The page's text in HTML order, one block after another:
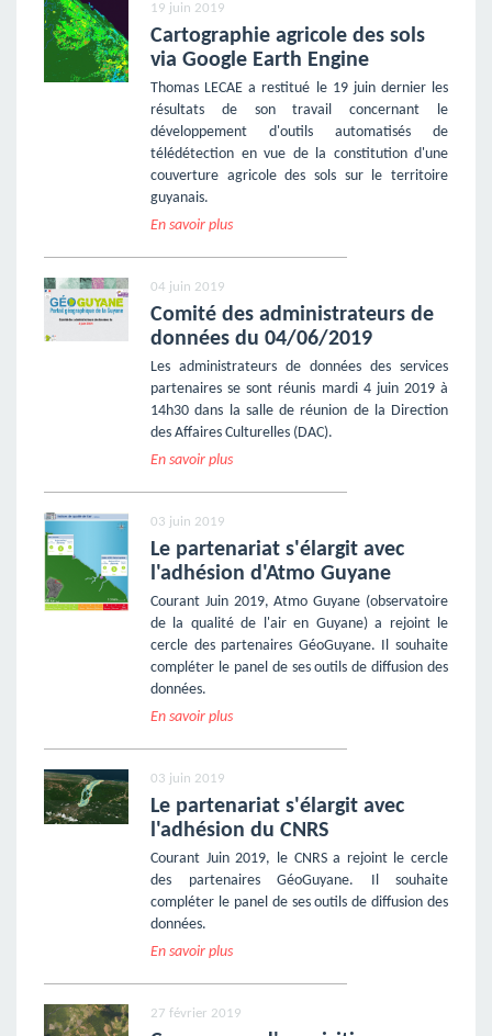
19 juin 2019
Cartographie agricole des sols
via Google Earth Engine
Thomas LECAE a restitué le 19 juin dernier les
résultats de son travail concernant le
développement d'outils automatisés de
télédétection en vue de la constitution d'une
couverture agricole des sols sur le territoire
guyanais.
En savoir plus
04 juin 2019
Comité des administrateurs de
données du 04/06/2019
Les administrateurs de données des services
partenaires se sont réunis mardi 4 juin 2019 à
14h30 dans la salle de réunion de la Direction
des Affaires Culturelles (DAC).
En savoir plus
03 juin 2019
Le partenariat s'élargit avec
l'adhésion d'Atmo Guyane
Courant Juin 2019, Atmo Guyane (observatoire
de la qualité de l'air en Guyane) a rejoint le
cercle des partenaires GéoGuyane. Il souhaite
compléter le panel de ses outils de diffusion des
données.
En savoir plus
03 juin 2019
Le partenariat s'élargit avec
l'adhésion du CNRS
Courant Juin 2019, le CNRS a rejoint le cercle
des partenaires GéoGuyane. Il souhaite
compléter le panel de ses outils de diffusion des
données.
En savoir plus
27 février 2019